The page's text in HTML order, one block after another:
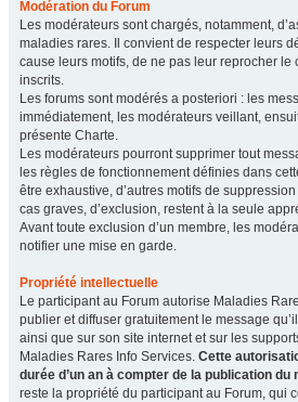
Modération du Forum
Les modérateurs sont chargés, notamment,
maladies rares. Il convient de respecter leurs
cause leurs motifs, de ne pas leur reprocher le
inscrits.
Les forums sont modérés a posteriori : les
immédiatement, les modérateurs veillant,
présente Charte.
Les modérateurs pourront supprimer tout
les règles de fonctionnement définies dans
être exhaustive, d’autres motifs de
cas graves, d’exclusion, restent à la seule
Avant toute exclusion d’un membre, les
notifier une mise en garde.
Propriété intellectuelle
Le participant au Forum autorise Maladies
publier et diffuser gratuitement le message
ainsi que sur son site internet et sur les
Maladies Rares Info Services. Cette
durée d’un an à compter de la publication du
reste la propriété du participant au Forum, qui